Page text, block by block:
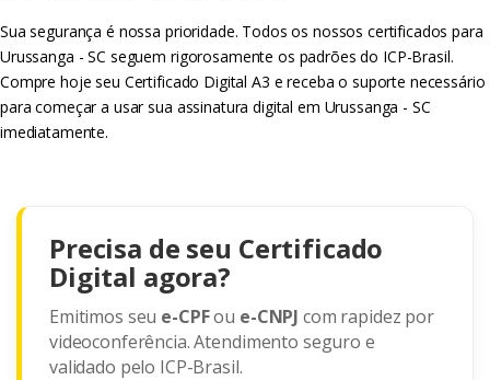
Sua segurança é nossa prioridade. Todos os nossos certificados para
Urussanga - SC seguem rigorosamente os padrões do ICP-Brasil.
Compre hoje seu Certificado Digital A3 e receba o suporte necessário
para começar a usar sua assinatura digital em Urussanga - SC
imediatamente.
Precisa de seu Certificado
Digital agora?
Emitimos seu e-CPFou e-CNPJ com rapidez por
videoconferência. Atendimento seguro e
validado pelo ICP-Brasil.